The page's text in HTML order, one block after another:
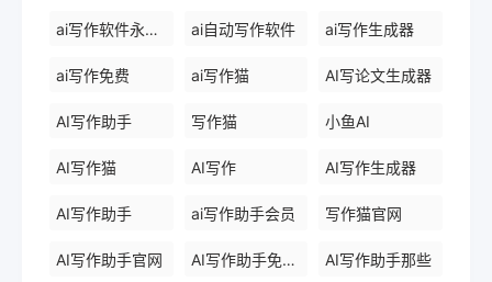
ai写作软件永久免费版 ai自动写作软件 ai写作生成器
ai写作免费 ai写作猫 AI写论文生成器
AI写作助手 写作猫 小鱼AI
AI写作猫 AI写作 AI写作生成器
AI写作助手 ai写作助手会员 写作猫官网
AI写作助手官网 AI写作助手免费版 AI写作助手那些